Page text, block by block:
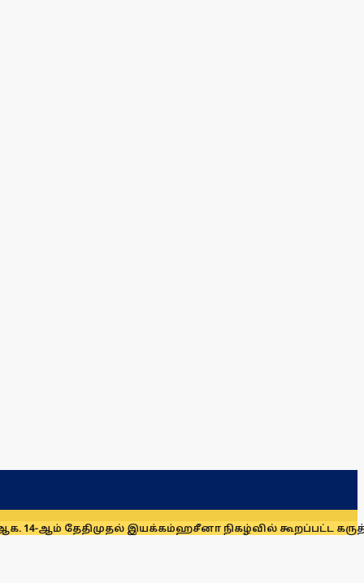
இயக்கம்ஹசீனா நிகழ்வில் கூறப்பட்ட கருத்துகளை